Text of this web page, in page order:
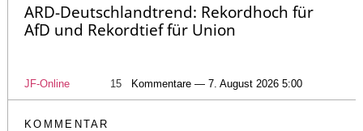
ARD-Deutschlandtrend: Rekordhoch für
AfD und Rekordtief für Union
JF-Online 15 Kommentare — 7. August 2026 5:00
KOMMENTAR